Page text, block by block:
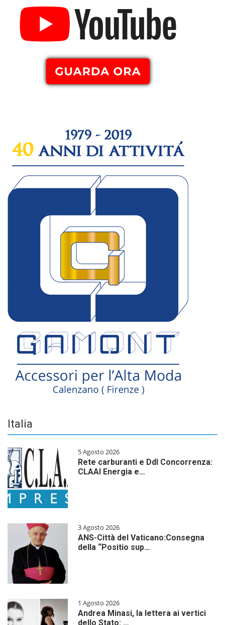
Italia
5 Agosto 2026
Rete carburanti e Ddl Concorrenza:
CLAAI Energia e…
3 Agosto 2026
ANS-Città del Vaticano:Consegna
della “Positio sup…
1 Agosto 2026
Andrea Minasi, la lettera ai vertici
dello Stato: …